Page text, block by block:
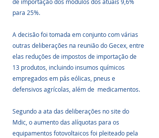
de importação dos módulos dos atuais 9,6%
para 25%.
A decisão foi tomada em conjunto com várias
outras deliberações na reunião do Gecex, entre
elas reduções de impostos de importação de
13 produtos, incluindo insumos químicos
empregados em pás eólicas, pneus e
defensivos agrícolas, além de  medicamentos.
Segundo a ata das deliberações no site do
Mdic, o aumento das alíquotas para os
equipamentos fotovoltaicos foi pleiteado pela